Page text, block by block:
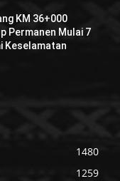
KM 36+000
Permanen Mulai 7
Keselamatan
1480
1259